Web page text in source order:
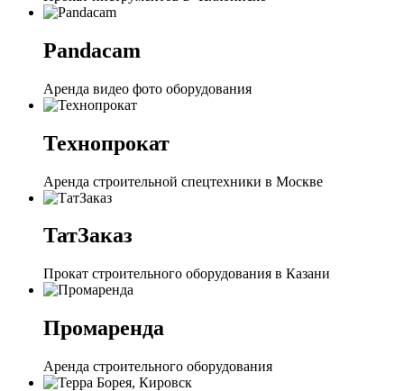
Pandacam
Аренда видео фото оборудования
Технопрокат
Аренда строительной спецтехники в Москве
ТатЗаказ
Прокат строительного оборудования в Казани
Промаренда
Аренда строительного оборудования